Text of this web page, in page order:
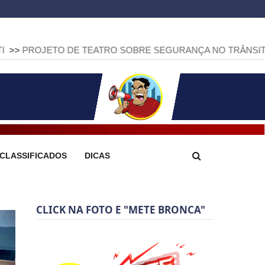
DE TEATRO SOBRE SEGURANÇA NO TRÂNSITO CHEGA A
CLASSIFICADOS DICAS
CLICK NA FOTO E "METE BRONCA"